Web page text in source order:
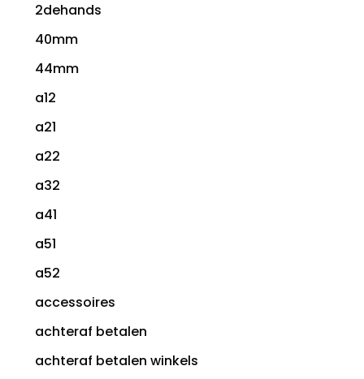
2dehands
40mm
44mm
a12
a21
a22
a32
a41
a51
a52
accessoires
achteraf betalen
achteraf betalen winkels